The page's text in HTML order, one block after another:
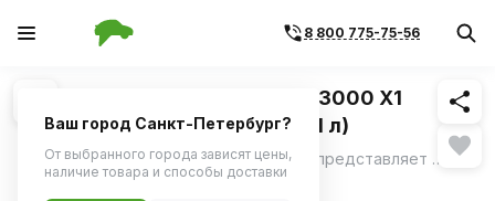
8 800 775-75-56
1/1 Похожие
Масло моторное Mobil Super 3000 X1
Formula FE 5W30 синтетика (1 л)
Mobil Super 3000 X1 Formula FE 5W30 - представляет собой синтетическое моторное масло, обеспечивающее длительный срок службы двигателей в автомобилях различных типов и годов выпуска, а также повышенный уровень их защиты в широком диапазоне температур. ещё
Ваш город Санкт-Петербург?
От выбранного города зависят цены,
наличие товара и способы доставки